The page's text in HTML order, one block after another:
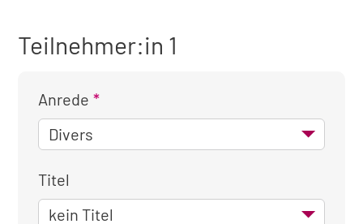
Teilnehmer:in 1
Anrede
Titel